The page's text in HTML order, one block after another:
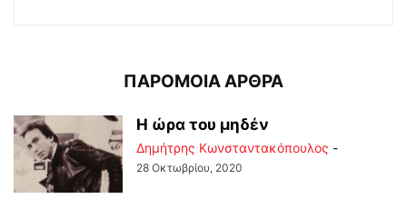
ΠΑΡΟΜΟΙΑ ΑΡΘΡΑ
Η ώρα του μηδέν
Δημήτρης Κωνσταντακόπουλος -
28 Οκτωβρίου, 2020